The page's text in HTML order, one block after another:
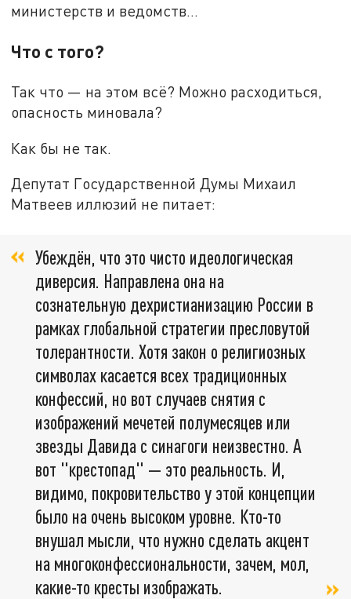
министерств и ведомств…
Что с того?
Так что — на этом всё? Можно расходиться,
опасность миновала?
Как бы не так.
Депутат Государственной Думы Михаил
Матвеев иллюзий не питает:
Убеждён, что это чисто идеологическая
диверсия. Направлена она на
сознательную дехристианизацию России в
рамках глобальной стратегии пресловутой
толерантности. Хотя закон о религиозных
символах касается всех традиционных
конфессий, но вот случаев снятия с
изображений мечетей полумесяцев или
звезды Давида с синагоги неизвестно. А
вот "крестопад" — это реальность. И,
видимо, покровительство у этой концепции
было на очень высоком уровне. Кто-то
внушал мысли, что нужно сделать акцент
на многоконфессиональности, зачем, мол,
какие-то кресты изображать.